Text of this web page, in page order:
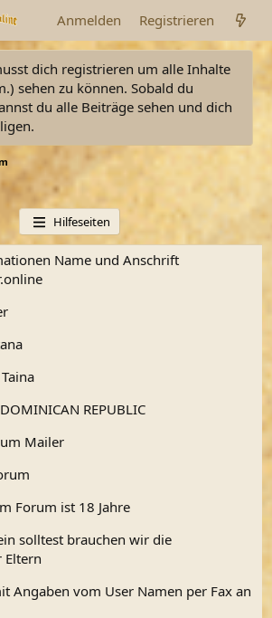
Anmelden Registrieren
dich registrieren um alle Inhalte
sehen zu können. Sobald du
du alle Beiträge sehen und dich
Hilfeseiten
Name und Anschrift
REPUBLIC
Mailer
Forum ist 18 Jahre
solltest brauchen wir die
Eltern
Angaben vom User Namen per Fax an